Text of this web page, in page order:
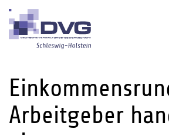
Arbeitgeber